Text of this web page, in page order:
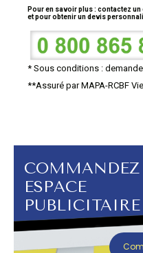
Pour en savoir plus : contactez
et pour obtenir un devis
* Sous conditions :
**Assuré par MAPA-RCBF Vie.
COMMANDEZ
ESPACE
PUBLICITAIRE